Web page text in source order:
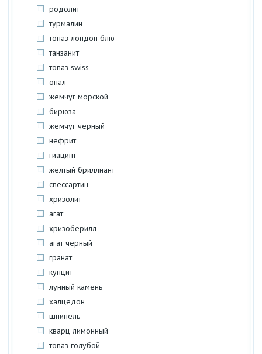
родолит
турмалин
топаз лондон блю
танзанит
топаз swiss
опал
жемчуг морской
бирюза
жемчуг черный
нефрит
гиацинт
желтый бриллиант
спессартин
хризолит
агат
хризоберилл
агат черный
гранат
кунцит
лунный камень
халцедон
шпинель
кварц лимонный
топаз голубой